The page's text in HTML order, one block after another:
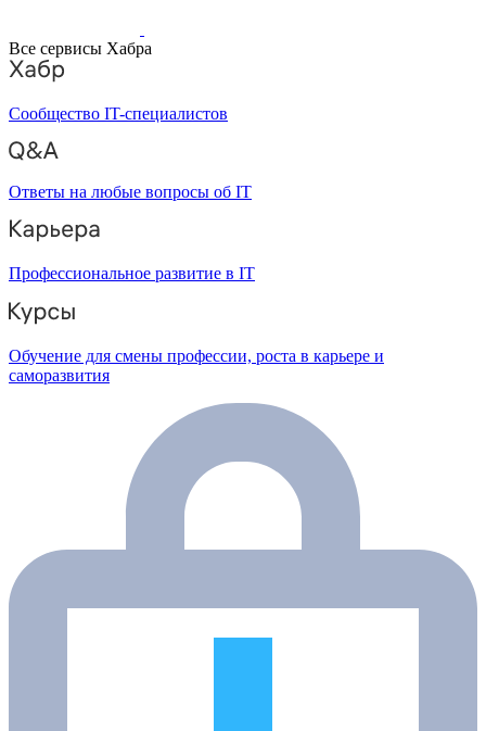
Все сервисы Хабра
Сообщество IT-специалистов
Ответы на любые вопросы об IT
Профессиональное развитие в IT
Обучение для смены профессии, роста в карьере и
саморазвития